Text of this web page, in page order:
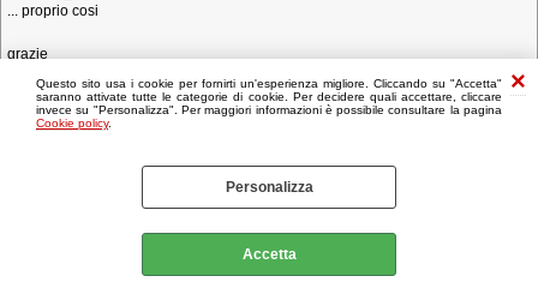
Questo sito usa i cookie per fornirti un'esperienza migliore. Cliccando su "Accetta"
saranno attivate tutte le categorie di cookie. Per decidere quali accettare, cliccare
invece su "Personalizza". Per maggiori informazioni è possibile consultare la pagina
Cookie policy.
Personalizza
Accetta
... proprio cosi
grazie